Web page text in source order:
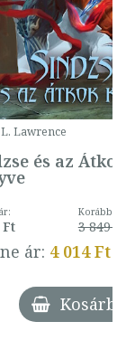
Lawrence
és az Átkok
Ft
Korábbi
3 849 Ft
ár: 4 014 Ft
Kosárba